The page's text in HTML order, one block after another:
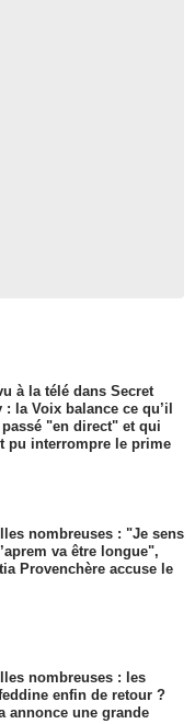
à la télé dans Secret
: la Voix balance ce qu’il
passé "en direct" et qui
pu interrompre le prime
nombreuses : "Je sens
va être longue",
Provenchère accuse le
nombreuses : les
enfin de retour ?
annonce une grande